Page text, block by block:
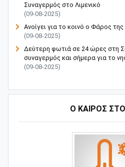
Συναγερμός στο Λιμενικό
(09-08-2025)
Ανοίγει για το κοινό ο Φάρος
(09-08-2025)
Δεύτερη φωτιά σε 24 ώρες στη
συναγερμός και σήμερα για το
(09-08-2025)
Ο ΚΑΙΡΟΣ